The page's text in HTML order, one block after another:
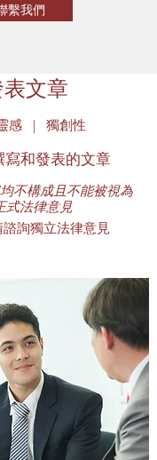
繫我們
表文章
感 | 獨創性
寫和發表的文章
不構成且不能被視為
式法律意見
詢獨立法律意見